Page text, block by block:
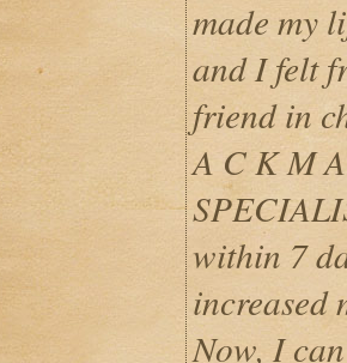
made my
and I felt
friend in
A C K M
within 7
increased
Now, I